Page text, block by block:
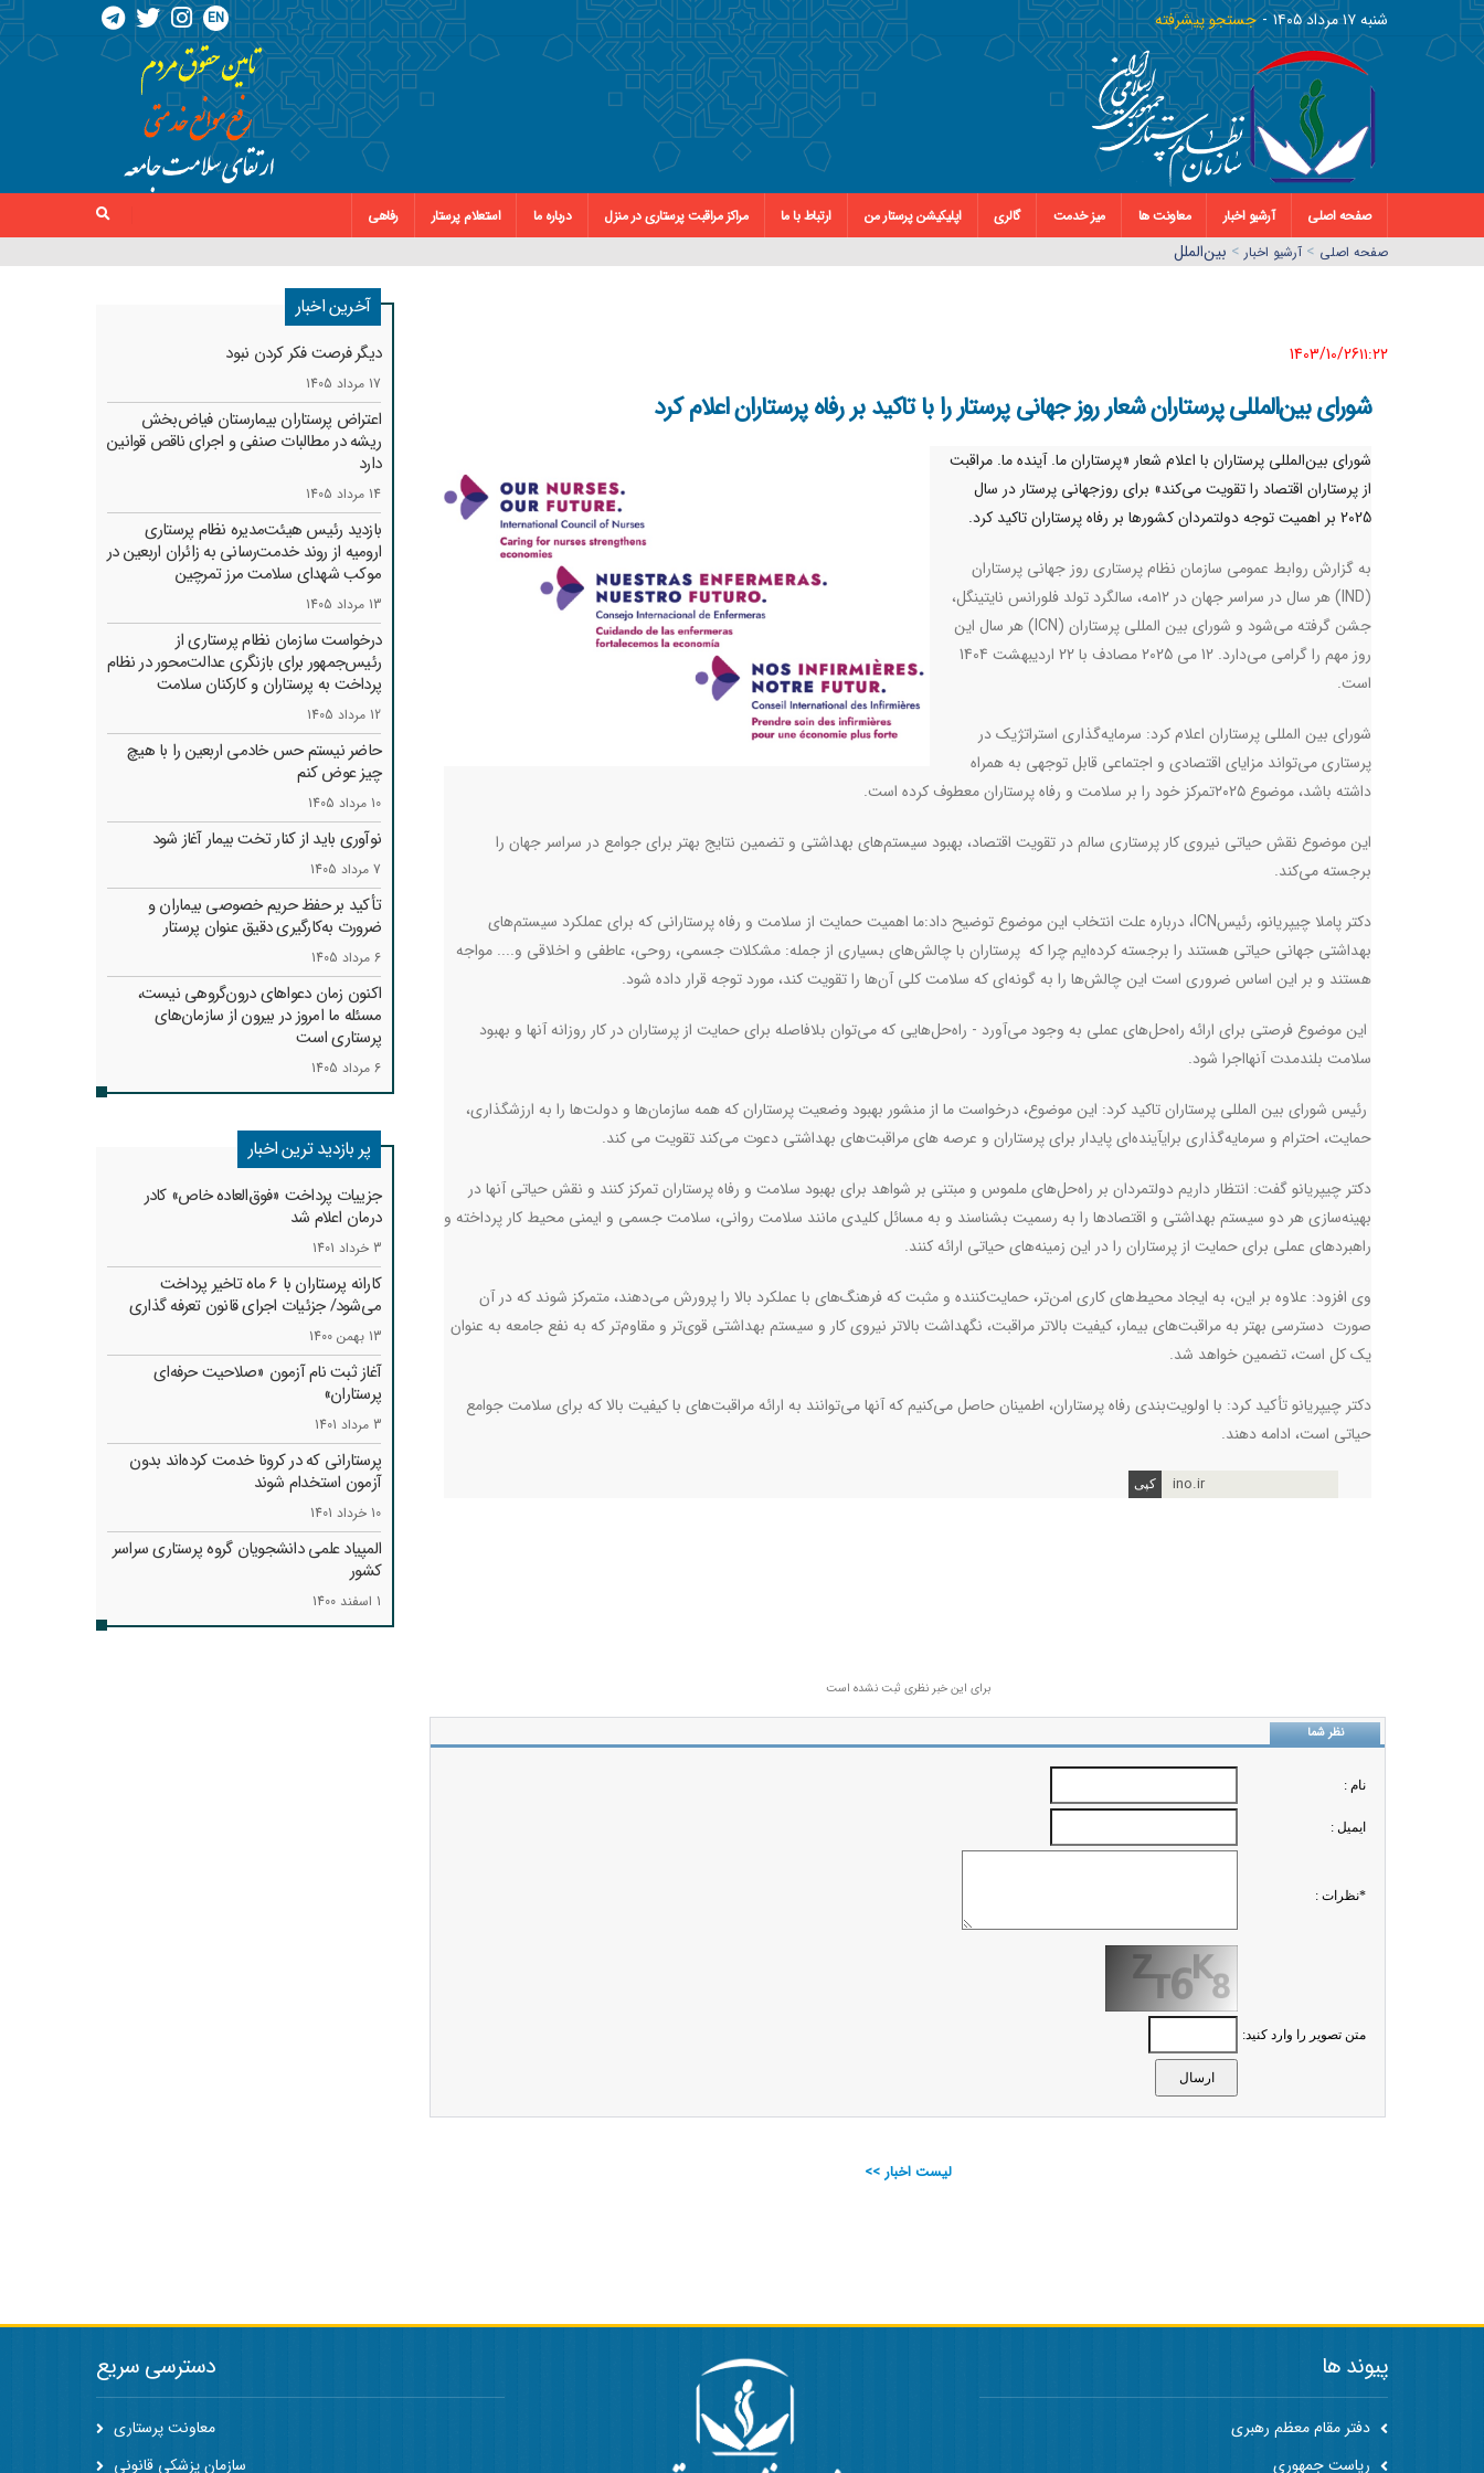
شنبه ١٧ مرداد ١٤٠٥ جستجو پیشرفته EN
صفحه اصلی آرشیو اخبار معاونت ها میز خدمت گالری اپلیکیشن پرستار من ارتباط با ما مراکز مراقبت پرستاری در منزل درباره ما استعلام پرستار
رفاهی
صفحه اصلي > آرشیو اخبار > بین‌الملل
1403/10/26١١:٢٢
شورای بین‌المللی پرستاران شعار روز جهانی پرستار را با تاکید بر رفاه پرستاران اعلام کرد
شورای بین‌المللی پرستاران با اعلام شعار «پرستاران ما. آینده ما. مراقبت
از پرستاران اقتصاد را تقویت می‌کند» برای روزجهانی پرستار در سال
2025 بر اهمیت توجه دولتمردان کشورها بر رفاه پرستاران تاکید کرد.
به گزارش روابط عمومی سازمان نظام پرستاری روز جهانی پرستاران
(
IND
) هر سال در سراسر جهان در ۱۲مه، سالگرد تولد فلورانس نایتینگل،
جشن گرفته می‌شود و شورای بین المللی پرستاران (ICN) هر سال این
روز مهم را گرامی می‌دارد. 12 می 2025 مصادف با 22 اردیبهشت 1404
است.
شورای بین المللی پرستاران اعلام کرد: سرمایه‌گذاری استراتژیک در
پرستاری می‌تواند مزایای اقتصادی و اجتماعی قابل توجهی به همراه
داشته باشد، موضوع ۲۰۲۵تمرکز خود را بر سلامت و رفاه پرستاران معطوف کرده است.
این موضوع نقش حیاتی نیروی کار پرستاری سالم در تقویت اقتصاد، بهبود سیستم‌های بهداشتی و تضمین نتایج بهتر برای جوامع در سراسر جهان را
برجسته می‌کند.
دکتر پاملا چیپریانو، رئیسICN، درباره علت انتخاب این موضوع توضیح داد:ما اهمیت حمایت از سلامت و رفاه پرستارانی که برای عملکرد سیستم‌های
بهداشتی جهانی حیاتی هستند را برجسته کرده‌ایم چرا که پرستاران با چالش‌های بسیاری از جمله: مشکلات جسمی، روحی، عاطفی و اخلاقی و.... مواجه
هستند و بر این اساس ضروری است این چالش‌ها را به گونه‌ای که سلامت کلی آن‌ها را تقویت کند، مورد توجه قرار داده شود.
این موضوع فرصتی برای ارائه راه‌حل‌های عملی به وجود می‌آورد - راه‌حل‌هایی که می‌توان بلافاصله برای حمایت از پرستاران در کار روزانه آنها و بهبود
سلامت بلندمدت آنهااجرا شود.
رئیس شورای بین المللی پرستاران تاکید کرد: این موضوع، درخواست ما از منشور بهبود وضعیت پرستاران که همه سازمان‌ها و دولت‌ها را به ارزشگذاری،
حمایت، احترام و سرمایه‌گذاری برایآینده‌ای پایدار برای پرستاران و عرصه های مراقبت‌های بهداشتی دعوت می‌کند تقویت می کند.
دکتر چیپریانو گفت: انتظار داریم دولتمردان بر راه‌حل‌های ملموس و مبتنی بر شواهد برای بهبود سلامت و رفاه پرستاران تمرکز کنند و نقش حیاتی آنها در
بهینه‌سازی هر دو سیستم بهداشتی و اقتصادها را به رسمیت بشناسند و به مسائل کلیدی مانند سلامت روانی، سلامت جسمی و ایمنی محیط کار پرداخته و
راهبردهای عملی برای حمایت از پرستاران را در این زمینه‌های حیاتی ارائه کنند.
وی افزود: علاوه بر این، به ایجاد محیط‌های کاری امن‌تر، حمایت‌کننده و مثبت که فرهنگ‌های با عملکرد بالا را پرورش می‌دهند، متمرکز شوند که در آن
صورت دسترسی بهتر به مراقبت‌های بیمار، کیفیت بالاتر مراقبت، نگهداشت بالاتر نیروی کار و سیستم بهداشتی قوی‌تر و مقاوم‌تر که به نفع جامعه به عنوان
یک کل است، تضمین خواهد شد.
دکتر چیپریانو تأکید کرد: با اولویت‌بندی رفاه پرستاران، اطمینان حاصل می‌کنیم که آنها می‌توانند به ارائه مراقبت‌های با کیفیت بالا که برای سلامت جوامع
حیاتی است، ادامه دهند.
ino.ir
برای این خبر نظری ثبت نشده است
نظر شما
نام :
ايميل :
*نظرات :
متن تصویر را وارد کنید:
لیست اخبار >>
آخرین اخبار
دیگر فرصت فکر کردن نبود
17 مرداد 1405
اعتراض پرستاران بیمارستان فیاض‌بخش
ریشه در مطالبات صنفی و اجرای ناقص قوانین
دارد
14 مرداد 1405
بازدید رئیس هیئت‌مدیره نظام پرستاری
ارومیه از روند خدمت‌رسانی به زائران اربعین در
موکب شهدای سلامت مرز تمرچین
13 مرداد 1405
درخواست سازمان نظام پرستاری از
رئیس‌جمهور برای بازنگری عدالت‌محور در نظام
پرداخت به پرستاران و کارکنان سلامت
12 مرداد 1405
حاضر نیستم حس خادمی اربعین را با هیچ
چیز عوض کنم
10 مرداد 1405
نوآوری باید از کنار تخت بیمار آغاز شود
7 مرداد 1405
تأکید بر حفظ حریم خصوصی بیماران و
ضرورت به‌کارگیری دقیق عنوان پرستار
6 مرداد 1405
اکنون زمان دعواهای درون‌گروهی نیست،
مسئله ما امروز در بیرون از سازمان‌های
پرستاری است
6 مرداد 1405
پر بازدید ترین اخبار
جزییات پرداخت «فوق‌العاده خاص» کادر
درمان اعلام شد
3 خرداد 1401
کارانه‌ پرستاران با 6 ماه تاخیر پرداخت
می‌شود/ جزئیات اجرای قانون تعرفه گذاری
13 بهمن 1400
آغاز ثبت نام آزمون «صلاحیت حرفه‌ای
پرستاران»
3 مرداد 1401
پرستارانی که در کرونا خدمت کرد‌ه‌اند بدون
آزمون استخدام شوند
10 خرداد 1401
المپیاد علمی دانشجویان گروه پرستاری سراسر
کشور
1 اسفند 1400
پیوند ها
دفتر مقام معظم رهبری
ریاست جمهوری
دسترسی سریع
معاونت پرستاری
سازمان پزشکی قانونی